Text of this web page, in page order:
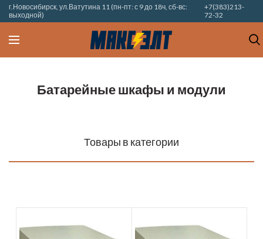
г.Новосибирск, ул.Ватутина 11 (пн-пт: с 9 до 18ч, сб-вс:
выходной)
+7(383)213-
72-32
Батарейные шкафы и модули
Товары в категории